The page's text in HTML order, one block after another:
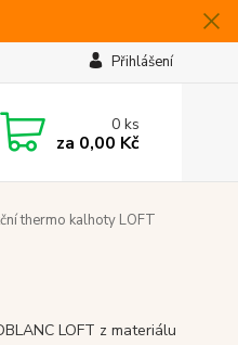
Přihlášení
0ks
za 0,00 Kč
thermo kalhoty LOFT
LOFT z materiálu